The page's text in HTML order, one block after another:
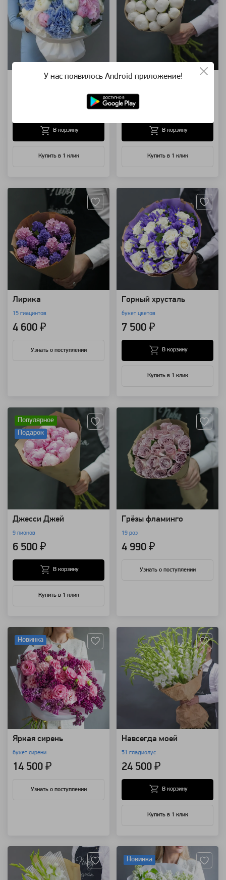
Великолепной
Купить в 1 клик
В корзину
Настоящий пломбир
букет 15 белых пионов
9 500 ₽
Купить в 1 клик
В корзину
Лирика
15 гиацинтов
4 600 ₽
Узнать о поступлении
Горный хрусталь
букет цветов
7 500 ₽
Купить в 1 клик
В корзину
Популярное
Подарок
Джесси Джей
9 пионов
6 500 ₽
Купить в 1 клик
В корзину
Грёзы фламинго
19 роз
4 990 ₽
Узнать о поступлении
Новинка
Яркая сирень
букет сирени
14 500 ₽
Узнать о поступлении
Навсегда моей
51 гладиолус
24 500 ₽
Купить в 1 клик
В корзину
Новинка
У нас появилось Android приложение!